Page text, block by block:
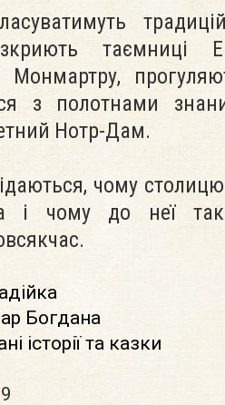
таємниці
Монмартру,
з полотнами
Нотр-Дам.
чому
і чому до неї
Богдана
історії та казки